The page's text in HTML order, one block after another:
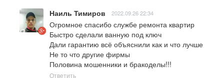
Наиль Тимиров 2022.09.26 22:34
Огромное спасибо службе ремонта квартир
Быстро сделали ванную под ключ
Дали гарантию всё объяснили как и что лучше
Не то что другие фирмы
Половина мошенники и бракоделы!!!
Ответить